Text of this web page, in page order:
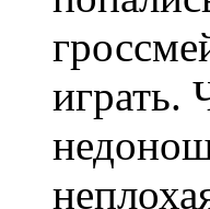
играть.